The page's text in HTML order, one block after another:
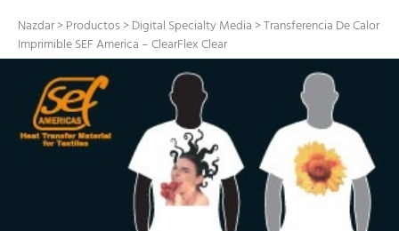
Nazdar>Productos>Digital Specialty Media> Transferencia De Calor
Imprimible SEF America – ClearFlex Clear